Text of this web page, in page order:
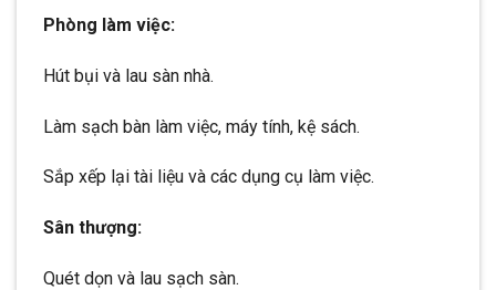
Phòng làm việc:
Hút bụi và lau sàn nhà.
Làm sạch bàn làm việc, máy tính, kệ sách.
Sắp xếp lại tài liệu và các dụng cụ làm việc.
Sân thượng:
Quét dọn và lau sạch sàn.